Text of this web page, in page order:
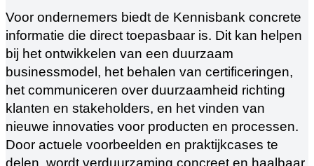
Voor ondernemers biedt de Kennisbank concrete
informatie die direct toepasbaar is. Dit kan helpen
bij het ontwikkelen van een duurzaam
businessmodel, het behalen van certificeringen,
het communiceren over duurzaamheid richting
klanten en stakeholders, en het vinden van
nieuwe innovaties voor producten en processen.
Door actuele voorbeelden en praktijkcases te
delen, wordt verduurzaming concreet en haalbaar.